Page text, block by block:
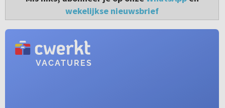
wekelijkse nieuwsbrief